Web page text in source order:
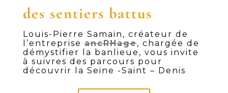
des sentiers battus
Louis-Pierre Samain, créateur de
l’entrepriseancRHage, chargée de
démystifier la banlieue, vous invite
à suivres des parcours pour
découvrir la Seine -Saint – Denis